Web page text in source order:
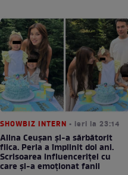
SHOWBIZ INTERN • ieri la 23:14
Alina Ceușan și-a sărbătorit
fiica. Perla a împlinit doi ani.
Scrisoarea influenceriței cu
care și-a emoționat fanii